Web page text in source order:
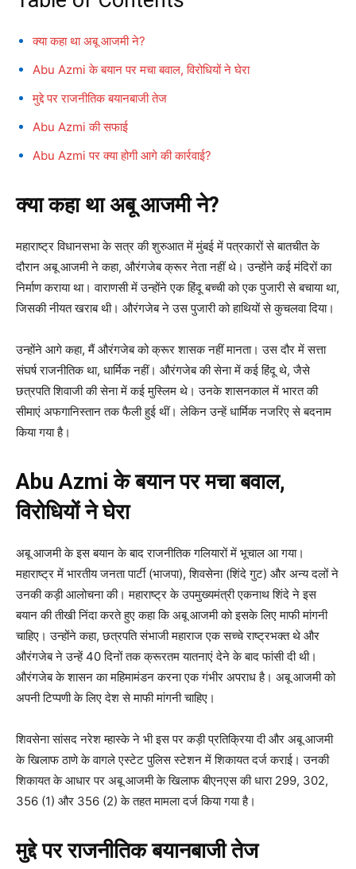
क्या कहा था अबू आजमी ने?
Abu Azmi के बयान पर मचा बवाल, विरोधियों ने घेरा
मुद्दे पर राजनीतिक बयानबाजी तेज
Abu Azmi की सफाई
Abu Azmi पर क्या होगी आगे की कार्रवाई?
क्या कहा था अबू आजमी ने?
महाराष्ट्र विधानसभा के सत्र की शुरुआत में मुंबई में पत्रकारों से बातचीत के
दौरान अबू आजमी ने कहा, औरंगजेब क्रूर नेता नहीं थे। उन्होंने कई मंदिरों का
निर्माण कराया था। वाराणसी में उन्होंने एक हिंदू बच्ची को एक पुजारी से बचाया था,
जिसकी नीयत खराब थी। औरंगजेब ने उस पुजारी को हाथियों से कुचलवा दिया।
उन्होंने आगे कहा, मैं औरंगजेब को क्रूर शासक नहीं मानता। उस दौर में सत्ता
संघर्ष राजनीतिक था, धार्मिक नहीं। औरंगजेब की सेना में कई हिंदू थे, जैसे
छत्रपति शिवाजी की सेना में कई मुस्लिम थे। उनके शासनकाल में भारत की
सीमाएं अफगानिस्तान तक फैली हुई थीं। लेकिन उन्हें धार्मिक नजरिए से बदनाम
किया गया है।
Abu Azmi के बयान पर मचा बवाल,
विरोधियों ने घेरा
अबू आजमी के इस बयान के बाद राजनीतिक गलियारों में भूचाल आ गया।
महाराष्ट्र में भारतीय जनता पार्टी (भाजपा), शिवसेना (शिंदे गुट) और अन्य दलों ने
उनकी कड़ी आलोचना की। महाराष्ट्र के उपमुख्यमंत्री एकनाथ शिंदे ने इस
बयान की तीखी निंदा करते हुए कहा कि अबू आजमी को इसके लिए माफी मांगनी
चाहिए। उन्होंने कहा, छत्रपति संभाजी महाराज एक सच्चे राष्ट्रभक्त थे और
औरंगजेब ने उन्हें 40 दिनों तक क्रूरतम यातनाएं देने के बाद फांसी दी थी।
औरंगजेब के शासन का महिमामंडन करना एक गंभीर अपराध है। अबू आजमी को
अपनी टिप्पणी के लिए देश से माफी मांगनी चाहिए।
शिवसेना सांसद नरेश म्हास्के ने भी इस पर कड़ी प्रतिक्रिया दी और अबू आजमी
के खिलाफ ठाणे के वागले एस्टेट पुलिस स्टेशन में शिकायत दर्ज कराई। उनकी
शिकायत के आधार पर अबू आजमी के खिलाफ बीएनएस की धारा 299, 302,
356 (1) और 356 (2) के तहत मामला दर्ज किया गया है।
मुद्दे पर राजनीतिक बयानबाजी तेज